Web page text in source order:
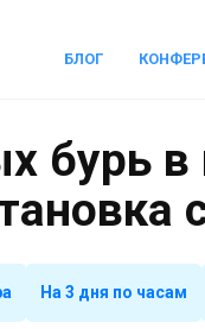
БЛОГ
бурь в
На 3 дня по часам